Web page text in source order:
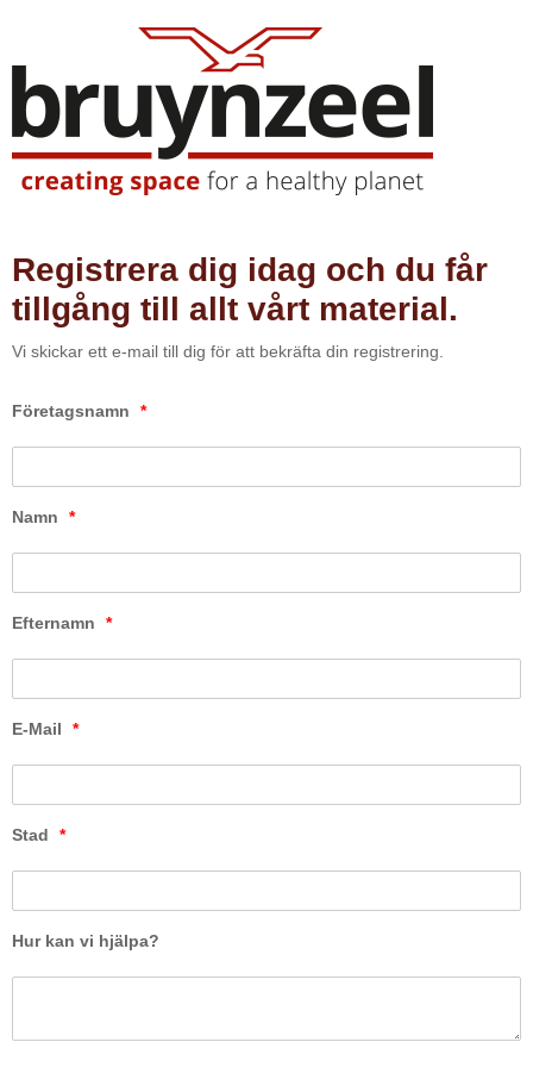
Registrera dig idag och du får
tillgång till allt vårt material.
Vi skickar ett e-mail till dig för att bekräfta din registrering.
Företagsnamn *
Namn *
Efternamn *
E-Mail *
Stad *
Hur kan vi hjälpa?